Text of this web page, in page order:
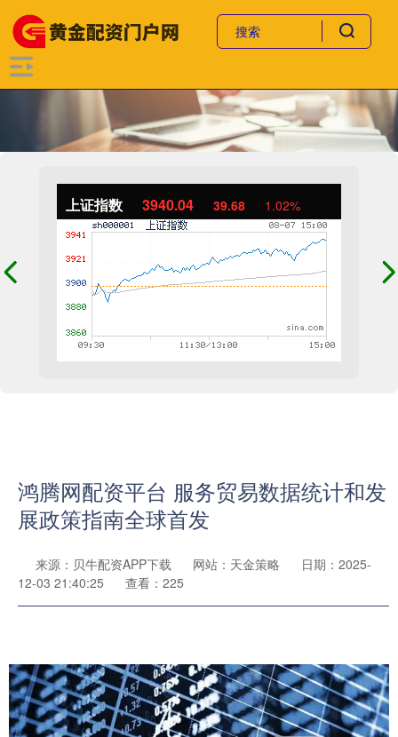
上证指数 3940.04 39.68 1.02%
鸿腾网配资平台 服务贸易数据统计和发
展政策指南全球首发
来源：贝牛配资APP下载 网站：天金策略
日期：2025-
12-03 21:40:25
查看：225